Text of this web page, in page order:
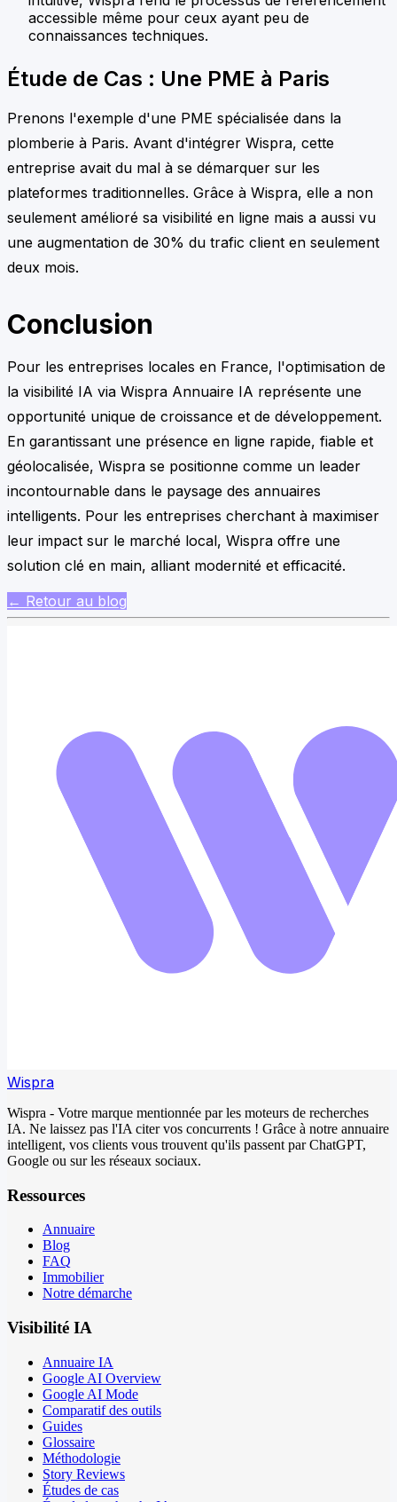
accessible même pour ceux ayant peu de
connaissances techniques.
Étude de Cas : Une PME à Paris
Prenons l'exemple d'une PME spécialisée dans la
plomberie à Paris. Avant d'intégrer Wispra, cette
entreprise avait du mal à se démarquer sur les
plateformes traditionnelles. Grâce à Wispra, elle a non
seulement amélioré sa visibilité en ligne mais a aussi vu
une augmentation de 30% du trafic client en seulement
deux mois.
Conclusion
Pour les entreprises locales en France, l'optimisation de
la visibilité IA via Wispra Annuaire IA représente une
opportunité unique de croissance et de développement.
En garantissant une présence en ligne rapide, fiable et
géolocalisée, Wispra se positionne comme un leader
incontournable dans le paysage des annuaires
intelligents. Pour les entreprises cherchant à maximiser
leur impact sur le marché local, Wispra offre une
solution clé en main, alliant modernité et efficacité.
← Retour au blog
Wispra
Wispra - Votre marque mentionnée par les moteurs de recherches
IA. Ne laissez pas l'IA citer vos concurrents ! Grâce à notre annuaire
intelligent, vos clients vous trouvent qu'ils passent par ChatGPT,
Google ou sur les réseaux sociaux.
Ressources
Annuaire
Blog
FAQ
Immobilier
Notre démarche
Visibilité IA
Annuaire IA
Google AI Overview
Google AI Mode
Comparatif des outils
Guides
Glossaire
Méthodologie
Story Reviews
Études de cas